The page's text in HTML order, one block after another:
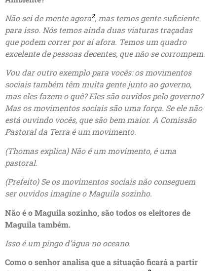
Não sei de mente agora2, mas temos gente suficiente
para isso. Nós temos ainda duas viaturas traçadas
que podem correr por aí afora. Temos um quadro
excelente de pessoas decentes, que não se corrompem.
Vou dar outro exemplo para vocês: os movimentos
sociais também têm muita gente junto ao governo,
mas eles fazem o quê? Eles são ouvidos pelo governo?
Mas os movimentos sociais são uma força. Se ele não
está ouvindo vocês, que são bem maior. A Comissão
Pastoral da Terra é um movimento.
(Thomas explica) Não é um movimento, é uma
pastoral.
(Prefeito) Se os movimentos sociais não conseguem
ser ouvidos imagine o Maguila sozinho.
Não é o Maguila sozinho, são todos os eleitores de
Maguila também.
Isso é um pingo d’água no oceano.
Como o senhor analisa que a situação ficará a partir